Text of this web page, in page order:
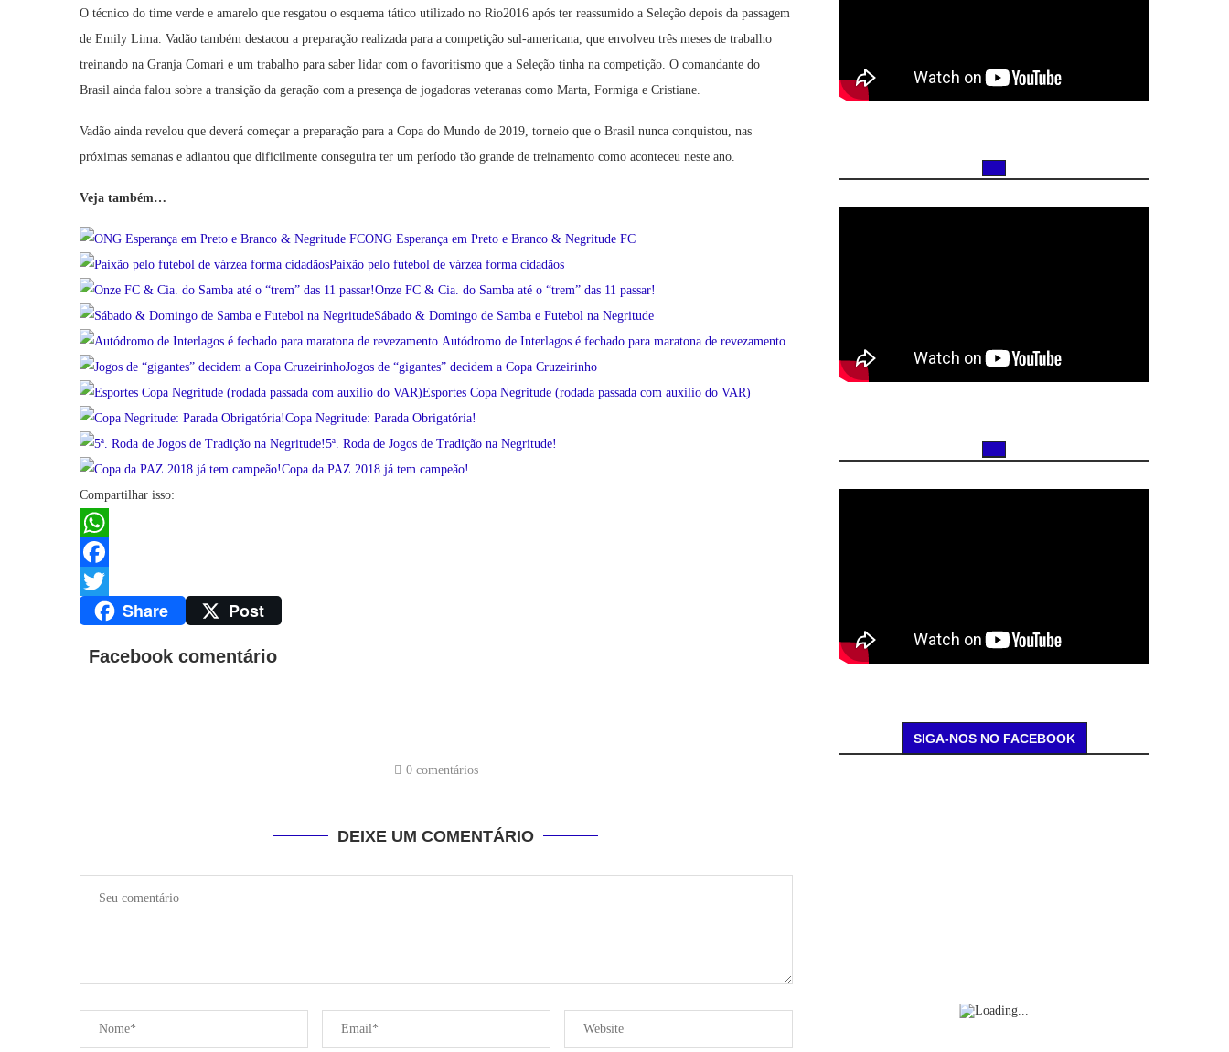
O técnico do time verde e amarelo que resgatou o esquema tático utilizado no Rio2016 após ter reassumido a Seleção depois da passagem
de Emily Lima. Vadão também destacou a preparação realizada para a competição sul-americana, que envolveu três meses de trabalho
treinando na Granja Comari e um trabalho para saber lidar com o favoritismo que a Seleção tinha na competição. O comandante do
Brasil ainda falou sobre a transição da geração com a presença de jogadoras veteranas como Marta, Formiga e Cristiane.
Vadão ainda revelou que deverá começar a preparação para a Copa do Mundo de 2019, torneio que o Brasil nunca conquistou, nas
próximas semanas e adiantou que dificilmente conseguira ter um período tão grande de treinamento como aconteceu neste ano.
Veja também…
ONG Esperança em Preto e Branco & Negritude FC
Paixão pelo futebol de várzea forma cidadãos
Onze FC & Cia. do Samba até o “trem” das 11 passar!
Sábado & Domingo de Samba e Futebol na Negritude
Autódromo de Interlagos é fechado para maratona de revezamento.
Jogos de “gigantes” decidem a Copa Cruzeirinho
Esportes Copa Negritude (rodada passada com auxilio do VAR)
Copa Negritude: Parada Obrigatória!
5ª. Roda de Jogos de Tradição na Negritude!
Copa da PAZ 2018 já tem campeão!
Compartilhar isso:
WhatsApp
Facebook
Twitter Share Post
Facebook comentário
0 comentários
DEIXE UM COMENTÁRIO
SIGA-NOS NO FACEBOOK